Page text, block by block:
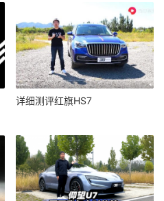
详细测评红旗HS7